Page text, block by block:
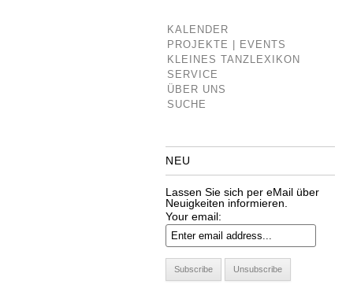
KALENDER
PROJEKTE | EVENTS
KLEINES TANZLEXIKON
SERVICE
ÜBER UNS
SUCHE
NEU
Lassen Sie sich per eMail über
Neuigkeiten informieren.
Your email: